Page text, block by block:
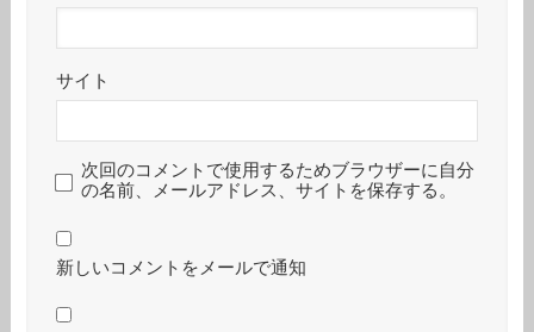
サイト
次回のコメントで使用するためブラウザーに自分
の名前、メールアドレス、サイトを保存する。
新しいコメントをメールで通知